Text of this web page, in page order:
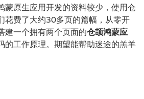
原生应用开发的资料较少，使用仓
花费了大约30多页的篇幅，从零开
建一个拥有两个页面的仓颉鸿蒙应
的工作原理。期望能帮助迷途的羔羊